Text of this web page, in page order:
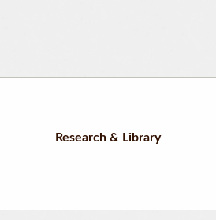
Research & Library